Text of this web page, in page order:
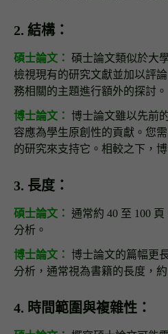
2. 結構：
碩士論文： 碩士論文類似於大
檢視現有的研究文獻並加以評
務相關的主題進行額外的探討。
博士論文： 博士論文雖以先前
容應為學生原創性的貢獻。您
的研究來支持它。相較之下，
3. 長度：
碩士論文： 通常約 40 至 100
分析。
博士論文： 博士論文的篇幅更
分析，通常視為書籍的長度，約
4. 時間範圍與複雜性：